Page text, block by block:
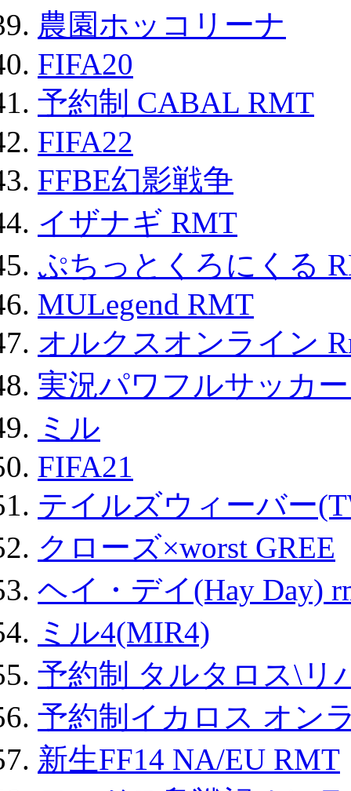
農園ホッコリーナ
FIFA20
予約制 CABAL RMT
FIFA22
FFBE幻影戦争
イザナギ RMT
ぷちっとくろにくる
MULegend RMT
オルクスオンライン
実況パワフルサッカ
ミル
FIFA21
テイルズウィーバー
クローズ×worst GREE
ヘイ・デイ(Hay Day)
ミル4(MIR4)
予約制 タルタロス\リ
予約制イカロス オン
新生FF14 NA/EU RMT